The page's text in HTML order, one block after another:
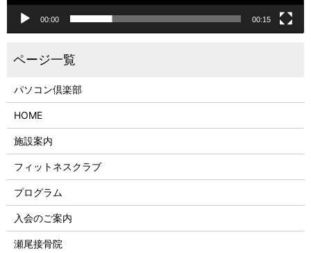
00:00 00:15
パソコン倶楽部
HOME
施設案内
フィットネスクラブ
プログラム
入会のご案内
瀬尾接骨院